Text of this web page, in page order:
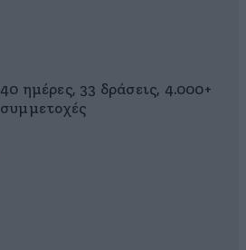
40 ημέρες, 33 δράσεις, 4.000+
συμμετοχές